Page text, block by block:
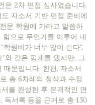
은 2차 면접 심사였습니다.
자소서 기반 면접 준비에
문 학원에 가라고 말씀하
으로 무언가를 이루어 내
원비가 너무 많이 든다”,
와 같은 핑계를 댔지만, 그
문입니다. 한편, 자소서
총 6차례의 첨삭과 수정
를 완성한 후 본격적인 면
독서록 등을 근거로 총 130